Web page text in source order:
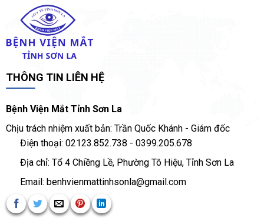
THÔNG TIN LIÊN HỆ
Bệnh Viện Mắt Tỉnh Sơn La
Chịu trách nhiệm xuất bản: Trần Quốc Khánh - Giám đốc
Điện thoại: 02123.852.738 - 0399.205.678
Địa chỉ: Tổ 4 Chiềng Lề, Phường Tô Hiệu, Tỉnh Sơn La
Email: benhvienmattinhsonla@gmail.com